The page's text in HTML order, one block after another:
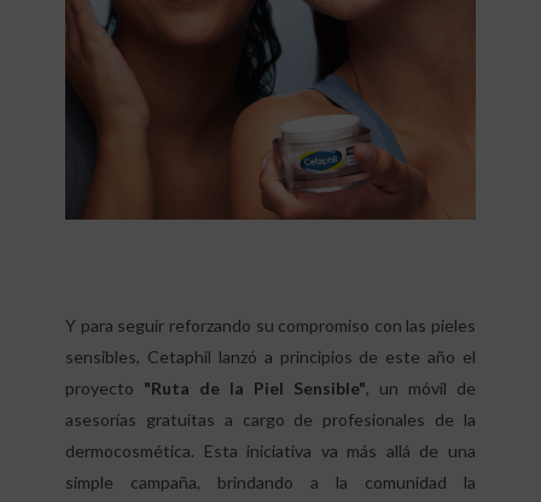
Y para seguir reforzando su compromiso con las pieles
sensibles, Cetaphil lanzó a principios de este año el
proyecto "Ruta de la Piel Sensible", un móvil de
asesorías gratuitas a cargo de profesionales de la
dermocosmética. Esta iniciativa va más allá de una
simple campaña, brindando a la comunidad la